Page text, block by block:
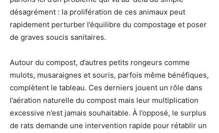
désagrément : la prolifération de ces animaux peut
rapidement perturber l’équilibre du compostage et poser
de graves soucis sanitaires.
Autour du compost, d’autres petits rongeurs comme
mulots, musaraignes et souris, parfois même bénéfiques,
complètent le tableau. Ces derniers jouent un rôle dans
l’aération naturelle du compost mais leur multiplication
excessive n’est jamais souhaitable. À l’opposé, le surplus
de rats demande une intervention rapide pour rétablir un